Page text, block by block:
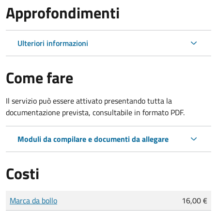
Approfondimenti
Ulteriori informazioni
Come fare
Il servizio può essere attivato presentando tutta la
documentazione prevista, consultabile in formato PDF.
Moduli da compilare e documenti da allegare
Costi
Tipo di pagamento
Importo
Marca da bollo 16,00 €